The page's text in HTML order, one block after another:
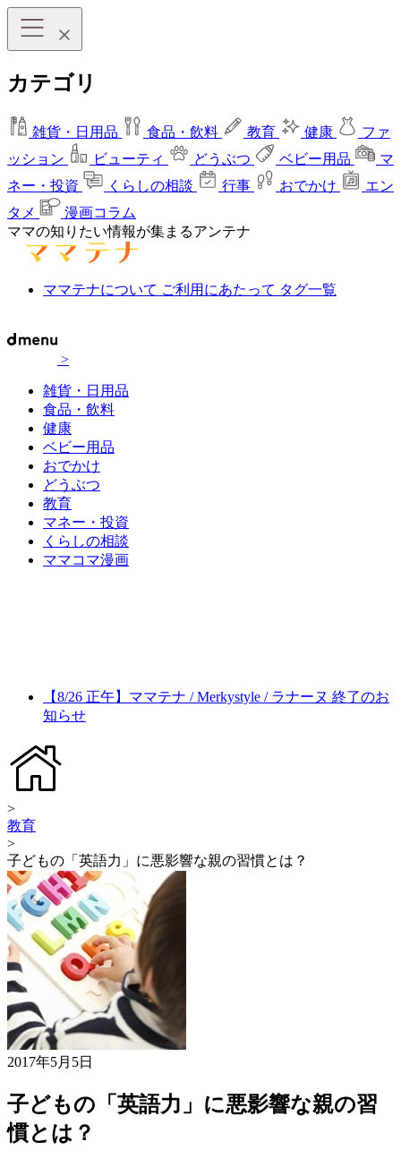
カテゴリ
雑貨・日用品 食品・飲料 教育 健康
ファ
ッション
ビューティ どうぶつ ベビー用品
マ
ネー・投資
くらしの相談 行事 おでかけ
エン
タメ
漫画コラム
ママの知りたい情報が集まるアンテナ
ママテナについて ご利用にあたって タグ一覧
>
雑貨・日用品
食品・飲料
健康
ベビー用品
おでかけ
どうぶつ
教育
マネー・投資
くらしの相談
ママコマ漫画
【8/26 正午】ママテナ / Merkystyle / ラナーヌ 終了のお
知らせ
>
教育
>
子どもの「英語力」に悪影響な親の習慣とは？
2017年5月5日
子どもの「英語力」に悪影響な親の習
慣とは？